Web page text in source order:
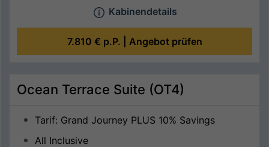
Kabinendetails
7.810 € p.P. | Angebot prüfen
Ocean Terrace Suite (OT4)
Tarif: Grand Journey PLUS 10% Savings
All Inclusive